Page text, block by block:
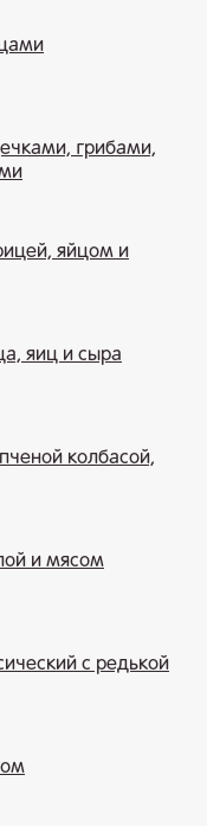
грибами,
яйцом и
яиц и сыра
колбасой,
и мясом
с редькой